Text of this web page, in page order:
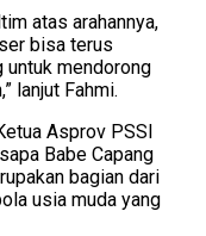
atas arahannya,
bisa terus
untuk mendorong
lanjut Fahmi.
Asprov PSSI
Babe Capang
bagian dari
usia muda yang